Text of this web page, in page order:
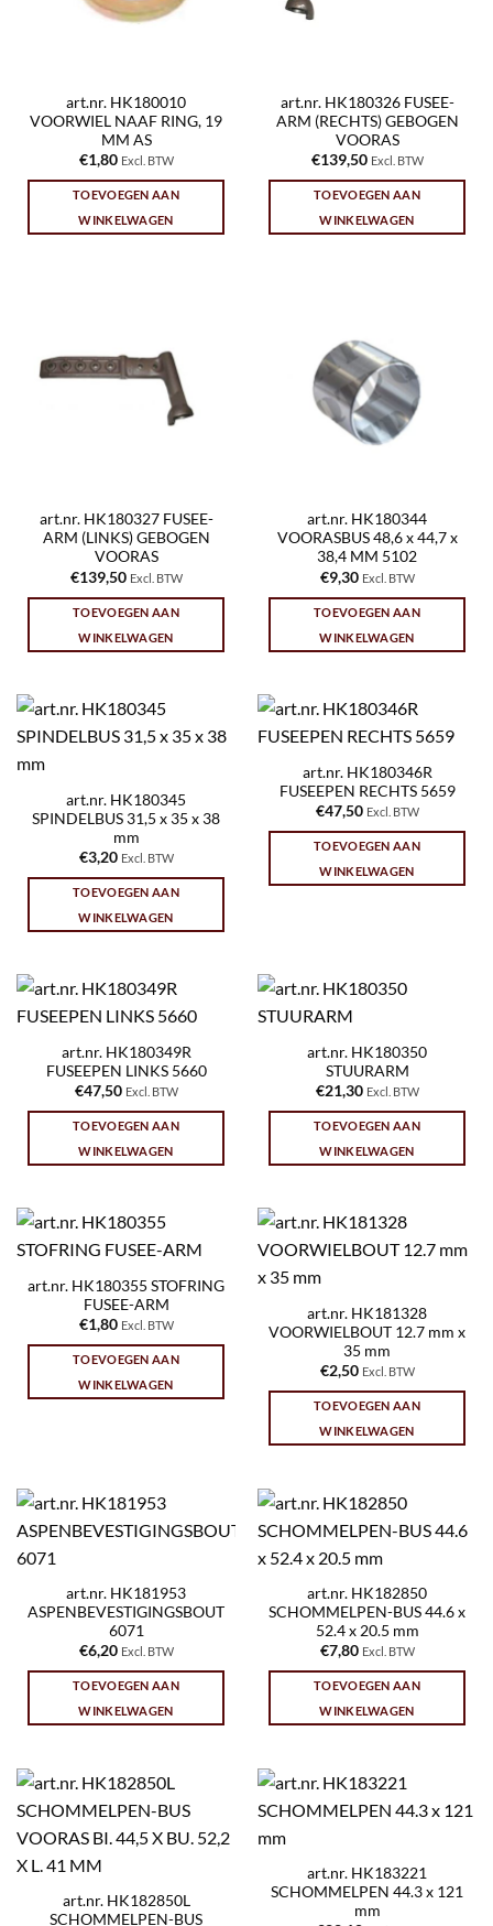
art.nr. HK180010
VOORWIEL NAAF RING, 19
MM AS
€1,80 Excl. BTW
TOEVOEGEN AAN
WINKELWAGEN
art.nr. HK180326 FUSEE-
ARM (RECHTS) GEBOGEN
VOORAS
€139,50 Excl. BTW
TOEVOEGEN AAN
WINKELWAGEN
art.nr. HK180327 FUSEE-
ARM (LINKS) GEBOGEN
VOORAS
€139,50 Excl. BTW
TOEVOEGEN AAN
WINKELWAGEN
art.nr. HK180344
VOORASBUS 48,6 x 44,7 x
38,4 MM 5102
€9,30 Excl. BTW
TOEVOEGEN AAN
WINKELWAGEN
art.nr. HK180345
SPINDELBUS 31,5 x 35 x 38
mm
€3,20 Excl. BTW
TOEVOEGEN AAN
WINKELWAGEN
art.nr. HK180346R
FUSEEPEN RECHTS 5659
€47,50 Excl. BTW
TOEVOEGEN AAN
WINKELWAGEN
art.nr. HK180349R
FUSEEPEN LINKS 5660
€47,50 Excl. BTW
TOEVOEGEN AAN
WINKELWAGEN
art.nr. HK180350
STUURARM
€21,30 Excl. BTW
TOEVOEGEN AAN
WINKELWAGEN
art.nr. HK180355 STOFRING
FUSEE-ARM
€1,80 Excl. BTW
TOEVOEGEN AAN
WINKELWAGEN
art.nr. HK181328
VOORWIELBOUT 12.7 mm x
35 mm
€2,50 Excl. BTW
TOEVOEGEN AAN
WINKELWAGEN
art.nr. HK181953
ASPENBEVESTIGINGSBOUT
6071
€6,20 Excl. BTW
TOEVOEGEN AAN
WINKELWAGEN
art.nr. HK182850
SCHOMMELPEN-BUS 44.6 x
52.4 x 20.5 mm
€7,80 Excl. BTW
TOEVOEGEN AAN
WINKELWAGEN
art.nr. HK182850L
SCHOMMELPEN-BUS
art.nr. HK183221
SCHOMMELPEN 44.3 x 121
mm